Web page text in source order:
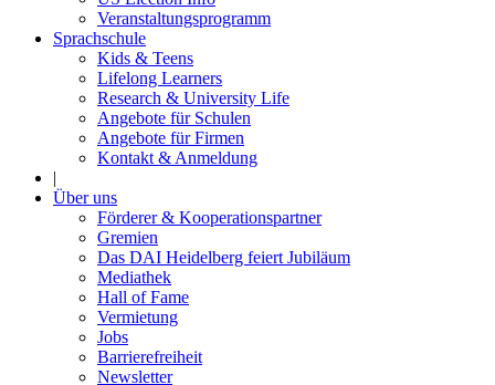
Veranstaltungsprogramm
Sprachschule
Kids & Teens
Lifelong Learners
Research & University Life
Angebote für Schulen
Angebote für Firmen
Kontakt & Anmeldung
|
Über uns
Förderer & Kooperationspartner
Gremien
Das DAI Heidelberg feiert Jubiläum
Mediathek
Hall of Fame
Vermietung
Jobs
Barrierefreiheit
Newsletter